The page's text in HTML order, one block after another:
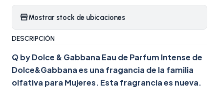
Mostrar stock de ubicaciones
DESCRIPCIÓN
Q by Dolce & Gabbana Eau de Parfum Intense de
Dolce&Gabbana es una fragancia de la familia
olfativa para Mujeres. Esta fragrancia es nueva.